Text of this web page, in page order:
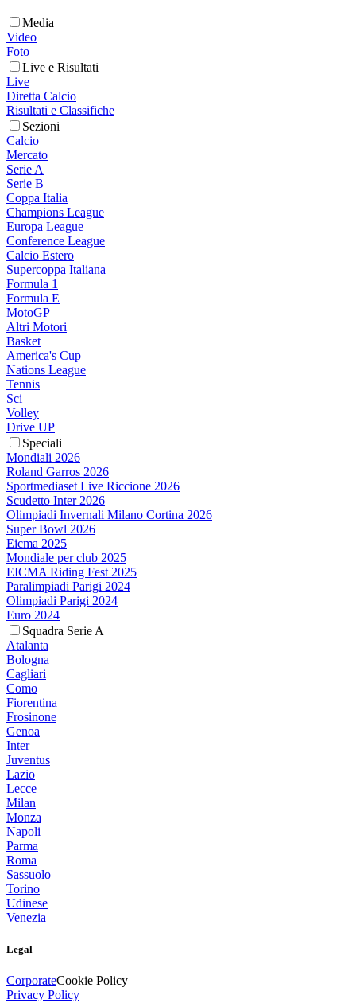
Media
Video
Foto
Live e Risultati
Live
Diretta Calcio
Risultati e Classifiche
Sezioni
Calcio
Mercato
Serie A
Serie B
Coppa Italia
Champions League
Europa League
Conference League
Calcio Estero
Supercoppa Italiana
Formula 1
Formula E
MotoGP
Altri Motori
Basket
America's Cup
Nations League
Tennis
Sci
Volley
Drive UP
Speciali
Mondiali 2026
Roland Garros 2026
Sportmediaset Live Riccione 2026
Scudetto Inter 2026
Olimpiadi Invernali Milano Cortina 2026
Super Bowl 2026
Eicma 2025
Mondiale per club 2025
EICMA Riding Fest 2025
Paralimpiadi Parigi 2024
Olimpiadi Parigi 2024
Euro 2024
Squadra Serie A
Atalanta
Bologna
Cagliari
Como
Fiorentina
Frosinone
Genoa
Inter
Juventus
Lazio
Lecce
Milan
Monza
Napoli
Parma
Roma
Sassuolo
Torino
Udinese
Venezia
Legal
CorporateCookie Policy
Privacy Policy